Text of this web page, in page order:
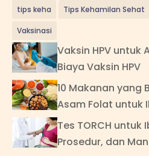
tips keha Tips Kehamilan Sehat
Vaksinasi
Vaksin HPV untuk
Biaya Vaksin HPV
10 Makanan yang
Asam Folat untuk
Tes TORCH untuk
Prosedur, dan